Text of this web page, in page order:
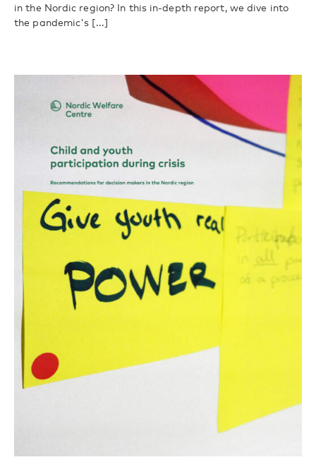
in the Nordic region? In this in-depth report, we dive into
the pandemic's [...]